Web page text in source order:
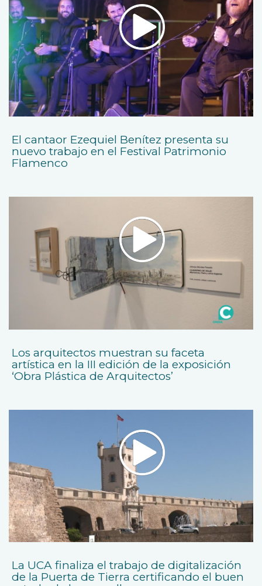
El cantaor Ezequiel Benítez presenta su
nuevo trabajo en el Festival Patrimonio
Flamenco
Los arquitectos muestran su faceta
artística en la III edición de la exposición
‘Obra Plástica de Arquitectos’
La UCA finaliza el trabajo de digitalización
de la Puerta de Tierra certificando el buen